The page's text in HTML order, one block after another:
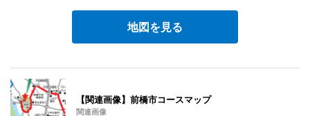
地図を見る
【関連画像】前橋市コースマップ
関連画像